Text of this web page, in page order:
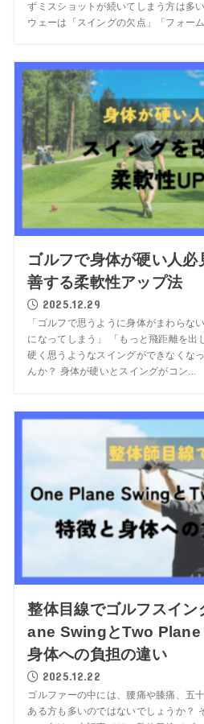
ずミスショットが続いてしまう方は多
ウェーは「スイングの欠点」「フォーム
ゴルフで身体が硬い人
善する柔軟性アップ法
2025.12.29
「ゴルフで思うように身体がまわらな
になってしまう」 「もっと飛距離を出
硬く思うようなスイングができなくな
んか？ 身体が硬いとスイングがコン...
整体目線でゴルフスイン
ane SwingとTwo Plane
身体への負担の違い
2025.12.22
ゴルファーの中には、腰痛や膝痛、五
ある方も多いのではないでしょうか？